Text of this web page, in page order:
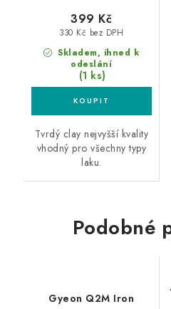
Skladem, ihned k
odeslání
(1 ks)
330 Kč bez DPH
399 Kč
Tvrdý clay nejvyšší kvality
vhodný pro všechny typy
laku.
Podobné
Gyeon Q2M Iron